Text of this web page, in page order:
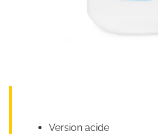
Version acide